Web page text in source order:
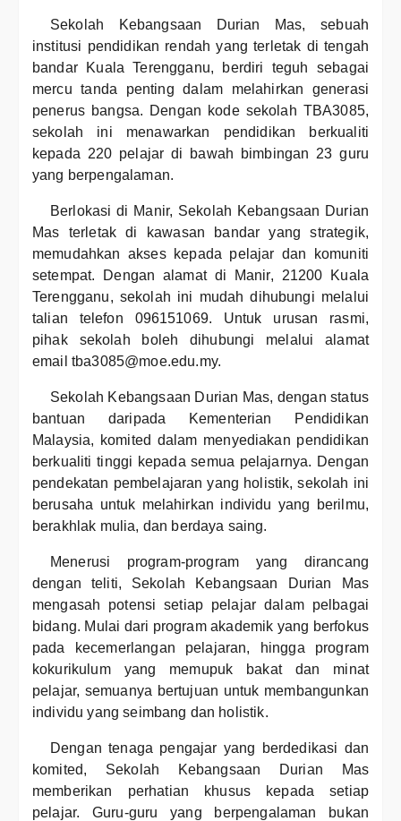
Sekolah Kebangsaan Durian Mas, sebuah
institusi pendidikan rendah yang terletak di tengah
bandar Kuala Terengganu, berdiri teguh sebagai
mercu tanda penting dalam melahirkan generasi
penerus bangsa. Dengan kode sekolah TBA3085,
sekolah ini menawarkan pendidikan berkualiti
kepada 220 pelajar di bawah bimbingan 23 guru
yang berpengalaman.
Berlokasi di Manir, Sekolah Kebangsaan Durian
Mas terletak di kawasan bandar yang strategik,
memudahkan akses kepada pelajar dan komuniti
setempat. Dengan alamat di Manir, 21200 Kuala
Terengganu, sekolah ini mudah dihubungi melalui
talian telefon 096151069. Untuk urusan rasmi,
pihak sekolah boleh dihubungi melalui alamat
email tba3085@moe.edu.my.
Sekolah Kebangsaan Durian Mas, dengan status
bantuan daripada Kementerian Pendidikan
Malaysia, komited dalam menyediakan pendidikan
berkualiti tinggi kepada semua pelajarnya. Dengan
pendekatan pembelajaran yang holistik, sekolah ini
berusaha untuk melahirkan individu yang berilmu,
berakhlak mulia, dan berdaya saing.
Menerusi program-program yang dirancang
dengan teliti, Sekolah Kebangsaan Durian Mas
mengasah potensi setiap pelajar dalam pelbagai
bidang. Mulai dari program akademik yang berfokus
pada kecemerlangan pelajaran, hingga program
kokurikulum yang memupuk bakat dan minat
pelajar, semuanya bertujuan untuk membangunkan
individu yang seimbang dan holistik.
Dengan tenaga pengajar yang berdedikasi dan
komited, Sekolah Kebangsaan Durian Mas
memberikan perhatian khusus kepada setiap
pelajar. Guru-guru yang berpengalaman bukan